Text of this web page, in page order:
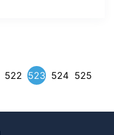
522 523 524 525